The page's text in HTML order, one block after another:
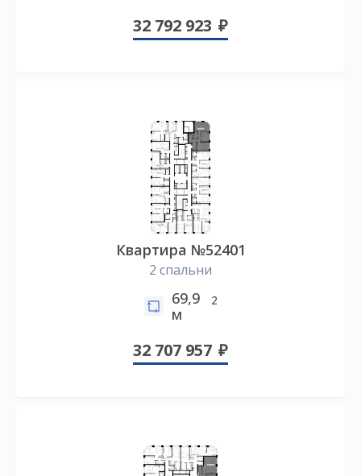
32 792 923
Квартира №52401
2 спальни
69,9
м
2
32 707 957